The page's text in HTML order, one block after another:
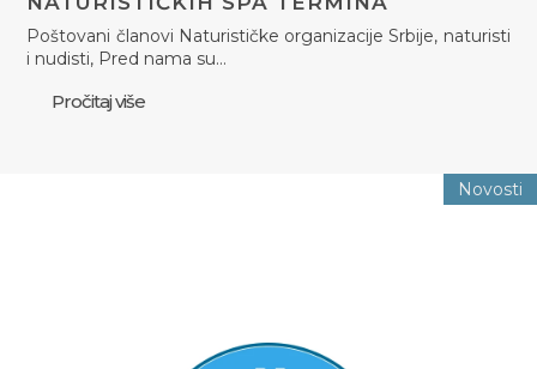
Poštovani članovi Naturističke organizacije Srbije, naturisti
i nudisti, Pred nama su…
Pročitaj više
Novosti